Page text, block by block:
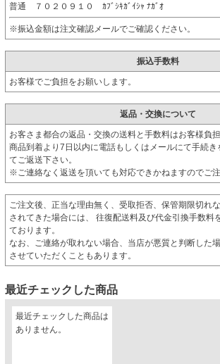
普通 ７０２０９１０ ｶﾌﾞｼｷｶﾞｲｼｬ ﾅｶﾞｵ
※振込金額は注文確認メールでご確認ください。
振込手数料
お客様でご負担をお願いします。
返品・交換について
お客さま都合の返品・交換の送料と手数料はお客様負担
商品到着より7日以内に電話もしくはメールにて手続き
てご返送下さい。
※ご連絡なく返送を頂いても対応できかねますのでご注
ご注文後、正当な理由無く、受取拒否、保管期限切れ
されてきた場合には、 往復配送料及び代金引換手数料
ております。
なお、ご連絡が取れない場合、当店が悪質と判断した
させていただくこともあります。
最近チェックした商品
最近チェックした商品は
ありません。